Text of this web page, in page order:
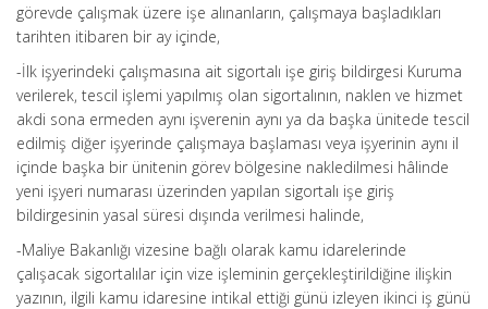
görevde çalışmak üzere işe alınanların, çalışmaya başladıkları
tarihten itibaren bir ay içinde,
-İlk işyerindeki çalışmasına ait sigortalı işe giriş bildirgesi Kuruma
verilerek, tescil işlemi yapılmış olan sigortalının, naklen ve hizmet
akdi sona ermeden aynı işverenin aynı ya da başka ünitede tescil
edilmiş diğer işyerinde çalışmaya başlaması veya işyerinin aynı il
içinde başka bir ünitenin görev bölgesine nakledilmesi hâlinde
yeni işyeri numarası üzerinden yapılan sigortalı işe giriş
bildirgesinin yasal süresi dışında verilmesi halinde,
-Maliye Bakanlığı vizesine bağlı olarak kamu idarelerinde
çalışacak sigortalılar için vize işleminin gerçekleştirildiğine ilişkin
yazının, ilgili kamu idaresine intikal ettiği günü izleyen ikinci iş günü